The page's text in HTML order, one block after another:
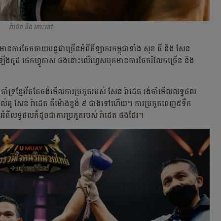
រ៉ាដេត និង កោះតៅ
ការ​ចែកចាយ​បន្ត​ជា​ច្រើន​អំពី​កីឡាករ​កម្ពុជា​ទាំង​ សុខ​ ធី​ និង​ សែន​
កូដ​ ផេកហ្វូកាស​ ផង​នោះ​លើ​ហ្វេសបុក​មាន​ការ​ចែក​រំលែក​ច្រើន​ និង​
ាំទ្រ​ខ្មែរ​រឹតតែ​ចង់​មើល​ការ​ប្រកួត​របស់​ សែន​ រ៉ាដេត​ រង់ចាំ​មើល​លទ្ធផល​
សែន​ រ៉ាដេត​ គឺ​ម៉ោង​ខ្ទង់​ ៩​ ជាង​ទៅ​ហើយ។​ ការ​ប្រកួត​ពេញ​៥ទឹក​
លទ្ធផល​ក៏​ដូច​ជា​ការ​ប្រកួត​របស់​ រ៉ាដេត​ ផង​ដែរ។​